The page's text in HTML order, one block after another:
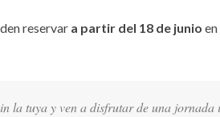
reservar a partir del 18 de junio
la tuya y ven a disfrutar de una